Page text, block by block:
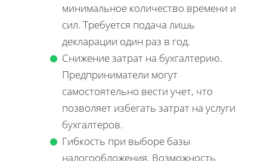
минимальное количество времени и
сил. Требуется подача лишь
декларации один раз в год.
Снижение затрат на бухгалтерию.
Предприниматели могут
самостоятельно вести учет, что
позволяет избегать затрат на услуги
бухгалтеров.
Гибкость при выборе базы
налогообложения. Возможность